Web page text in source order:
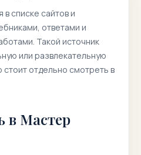
в списке сайтов и
ответами и
Такой источник
или развлекательную
отдельно смотреть в
в Мастер